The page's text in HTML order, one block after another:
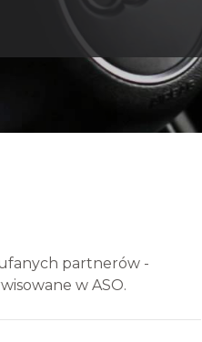
partnerów -
w ASO.